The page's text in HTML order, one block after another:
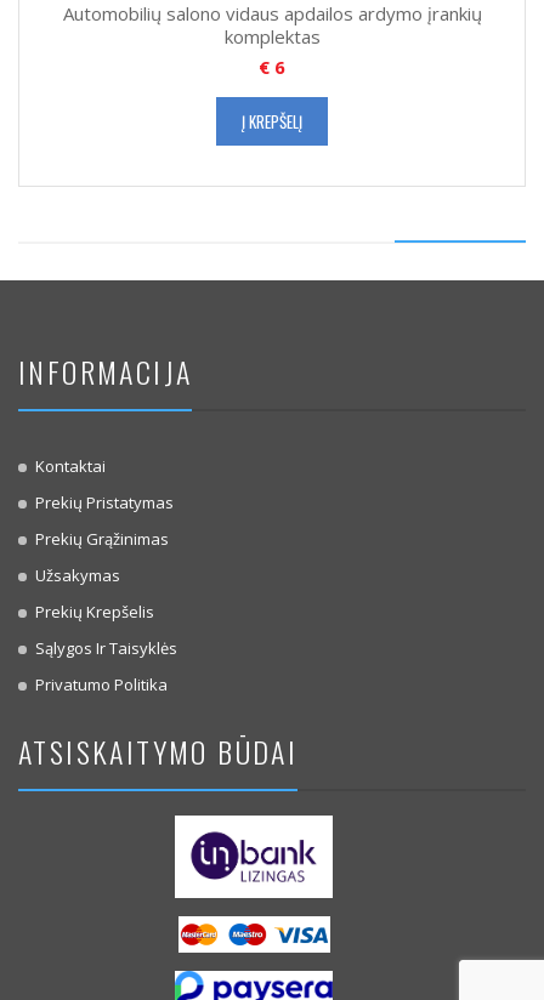
Automobilių salono vidaus apdailos ardymo įrankių
komplektas
€ 6
Į KREPŠELĮ
INFORMACIJA
Kontaktai
Prekių Pristatymas
Prekių Grąžinimas
Užsakymas
Prekių Krepšelis
Sąlygos Ir Taisyklės
Privatumo Politika
ATSISKAITYMO BŪDAI